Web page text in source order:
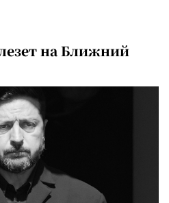
на Ближний